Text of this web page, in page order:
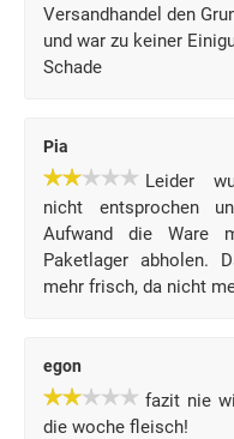
Versandhandel den
und war zu keiner
Schade
Pia
Leider
nicht entsprochen
Aufwand die Ware
Paketlager abholen.
mehr frisch, da nicht
egon
fazit nie
die woche fleisch!